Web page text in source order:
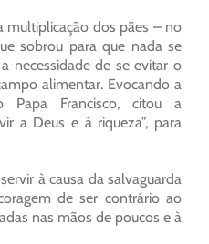
multiplicação dos pães – no
sobrou para que nada se
necessidade de se evitar o
alimentar. Evocando a
Papa Francisco, citou a
a Deus e à riqueza”, para
à causa da salvaguarda
de ser contrário ao
nas mãos de poucos e à